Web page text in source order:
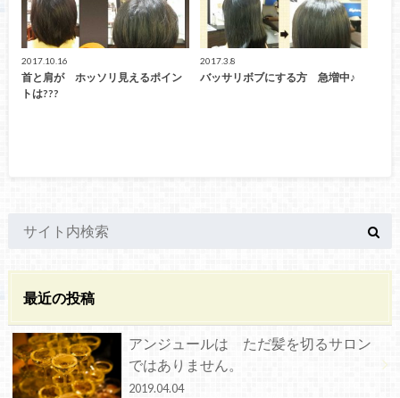
2017.10.16
首と肩が ホッソリ見えるポイン
トは???
2017.3.8
バッサリボブにする方 急増中♪
最近の投稿
アンジュールは ただ髪を切るサロン
ではありません。
2019.04.04